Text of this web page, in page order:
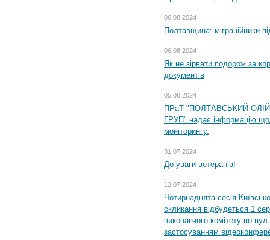
06.08.2024
Полтавщина: міграційники
06.08.2024
Як не зірвати подорож за
документів
05.08.2024
ПРаТ "ПОЛТАВСЬКИЙ
ГРУП" надає інформацію
моніторингу.
31.07.2024
До уваги ветеранів!
12.07.2024
Чотирнадцята сесія
скликання відбудеться 1
виконавчого комітету по
застосуванням